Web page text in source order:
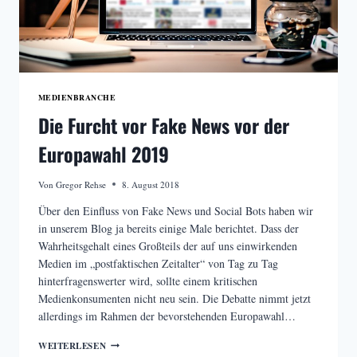
MEDIENBRANCHE
Die Furcht vor Fake News vor der
Europawahl 2019
Von Gregor Rehse 8. August 2018
Über den Einfluss von Fake News und Social Bots haben wir
in unserem Blog ja bereits einige Male berichtet. Dass der
Wahrheitsgehalt eines Großteils der auf uns einwirkenden
Medien im „postfaktischen Zeitalter“ von Tag zu Tag
hinterfragenswerter wird, sollte einem kritischen
Medienkonsumenten nicht neu sein. Die Debatte nimmt jetzt
allerdings im Rahmen der bevorstehenden Europawahl…
WEITERLESENDIE